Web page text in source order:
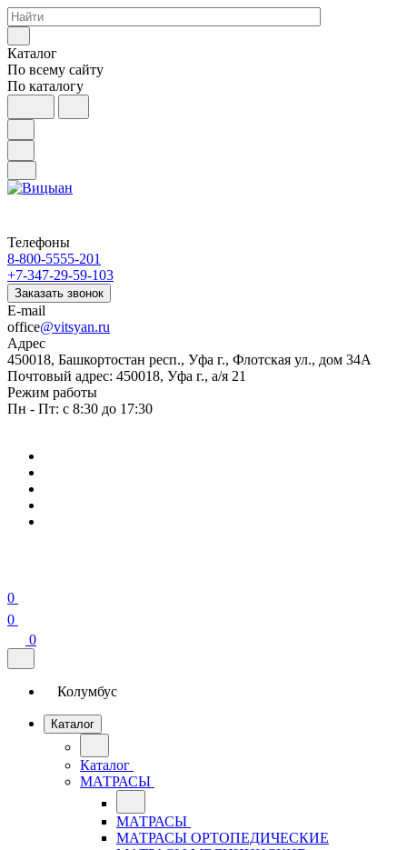
Каталог
По всему сайту
По каталогу
Телефоны
8-800-5555-201
+7-347-29-59-103
Заказать звонок
E-mail
office@vitsyan.ru
Адрес
450018, Башкортостан респ., Уфа г., Флотская ул., дом 34А
Почтовый адрес: 450018, Уфа г., а/я 21
Режим работы
Пн - Пт: с 8:30 до 17:30
0
0
0
Колумбус
Каталог
Каталог
МАТРАСЫ
МАТРАСЫ
МАТРАСЫ ОРТОПЕДИЧЕСКИЕ